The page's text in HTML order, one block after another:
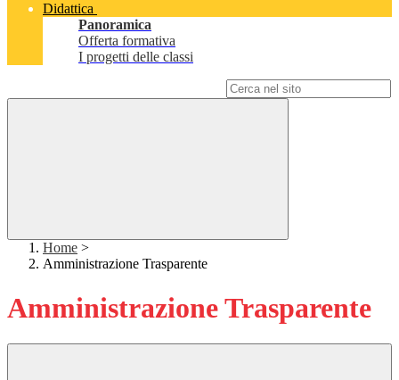
Didattica
Panoramica
Offerta formativa
I progetti delle classi
Home >
Amministrazione Trasparente
Amministrazione Trasparente